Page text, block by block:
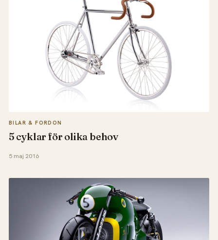
BILAR & FORDON
5 cyklar för olika behov
5 maj 2016